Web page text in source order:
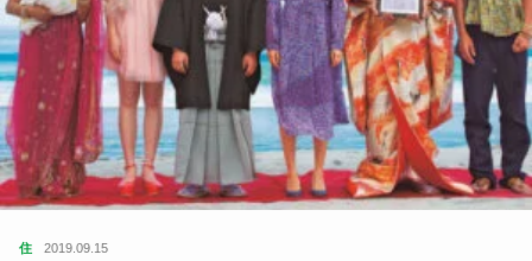
住 2019.09.15